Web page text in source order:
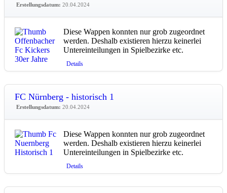
Erstellungsdatum: 20.04.2024
Diese Wappen konnten nur grob zugeordnet
werden. Deshalb existieren hierzu keinerlei
Untereinteilungen in Spielbezirke etc.
Details
FC Nürnberg - historisch 1
Erstellungsdatum: 20.04.2024
Diese Wappen konnten nur grob zugeordnet
werden. Deshalb existieren hierzu keinerlei
Untereinteilungen in Spielbezirke etc.
Details